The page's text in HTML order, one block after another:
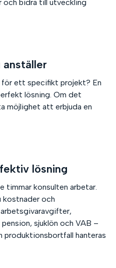
och bidra till utveckling
anställer
för ett specifikt projekt? En
lösning. Om det
möjlighet att erbjuda en
lösning
timmar konsulten arbetar.
kostnader och
sjuklön och VAB –
produktionsbortfall hanteras